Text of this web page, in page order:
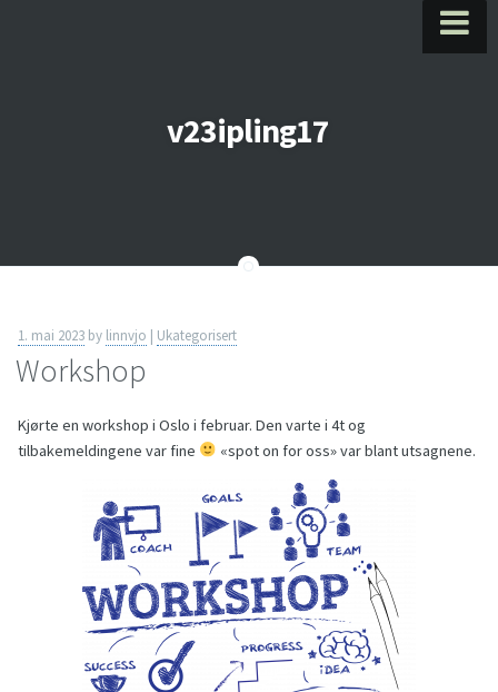
v23ipling17
1. mai 2023 by linnvjo | Ukategorisert
Workshop
Kjørte en workshop i Oslo i februar. Den varte i 4t og
tilbakemeldingene var fine
«spot on for oss» var blant utsagnene.